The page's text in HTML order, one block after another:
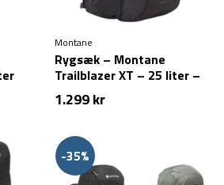
Montane
Rygsæk – Montane
Trailblazer XT – 25 liter –
Sort
1.299kr
-35%